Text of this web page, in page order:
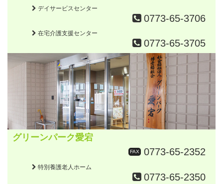
デイサービスセンター
0773-65-3706
在宅介護支援センター
0773-65-3705
グリーンパーク愛宕
FAX 0773-65-2352
特別養護老人ホーム
0773-65-2350